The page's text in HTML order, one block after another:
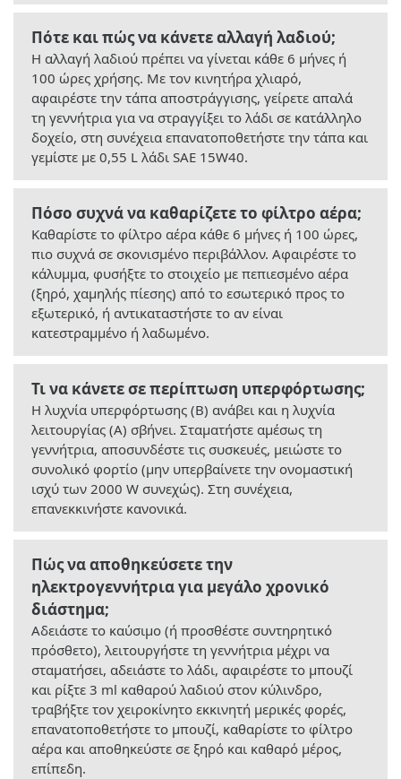
Πότε και πώς να κάνετε αλλαγή λαδιού;
Η αλλαγή λαδιού πρέπει να γίνεται κάθε 6 μήνες ή
100 ώρες χρήσης. Με τον κινητήρα χλιαρό,
αφαιρέστε την τάπα αποστράγγισης, γείρετε απαλά
τη γεννήτρια για να στραγγίξει το λάδι σε κατάλληλο
δοχείο, στη συνέχεια επανατοποθετήστε την τάπα και
γεμίστε με 0,55 L λάδι SAE 15W40.
Πόσο συχνά να καθαρίζετε το φίλτρο αέρα;
Καθαρίστε το φίλτρο αέρα κάθε 6 μήνες ή 100 ώρες,
πιο συχνά σε σκονισμένο περιβάλλον. Αφαιρέστε το
κάλυμμα, φυσήξτε το στοιχείο με πεπιεσμένο αέρα
(ξηρό, χαμηλής πίεσης) από το εσωτερικό προς το
εξωτερικό, ή αντικαταστήστε το αν είναι
κατεστραμμένο ή λαδωμένο.
Τι να κάνετε σε περίπτωση υπερφόρτωσης;
Η λυχνία υπερφόρτωσης (B) ανάβει και η λυχνία
λειτουργίας (A) σβήνει. Σταματήστε αμέσως τη
γεννήτρια, αποσυνδέστε τις συσκευές, μειώστε το
συνολικό φορτίο (μην υπερβαίνετε την ονομαστική
ισχύ των 2000 W συνεχώς). Στη συνέχεια,
επανεκκινήστε κανονικά.
Πώς να αποθηκεύσετε την
ηλεκτρογεννήτρια για μεγάλο χρονικό
διάστημα;
Αδειάστε το καύσιμο (ή προσθέστε συντηρητικό
πρόσθετο), λειτουργήστε τη γεννήτρια μέχρι να
σταματήσει, αδειάστε το λάδι, αφαιρέστε το μπουζί
και ρίξτε 3 ml καθαρού λαδιού στον κύλινδρο,
τραβήξτε τον χειροκίνητο εκκινητή μερικές φορές,
επανατοποθετήστε το μπουζί, καθαρίστε το φίλτρο
αέρα και αποθηκεύστε σε ξηρό και καθαρό μέρος,
επίπεδη.